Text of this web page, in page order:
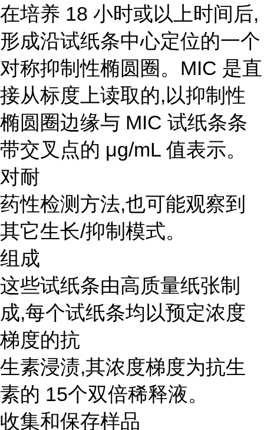
在培养 18 小时或以上时间后,
形成沿试纸条中心定位的一个
对称抑制性椭圆圈。MIC 是直
接从标度上读取的,以抑制性
椭圆圈边缘与 MIC 试纸条条
带交叉点的 μg/mL 值表示。
对耐
药性检测方法,也可能观察到
其它生长/抑制模式。
组成
这些试纸条由高质量纸张制
成,每个试纸条均以预定浓度
梯度的抗
生素浸渍,其浓度梯度为抗生
素的 15个双倍稀释液。
收集和保存样品